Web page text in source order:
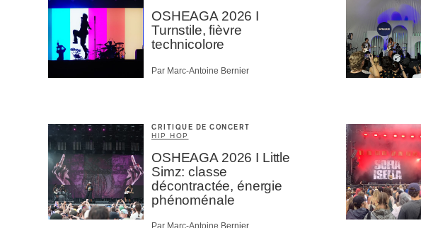
OSHEAGA 2026 I
Turnstile, fièvre
technicolore
Par Marc-Antoine Bernier
CRITIQUE DE CONCERT
HIP HOP
OSHEAGA 2026 I Little
Simz: classe
décontractée, énergie
phénoménale